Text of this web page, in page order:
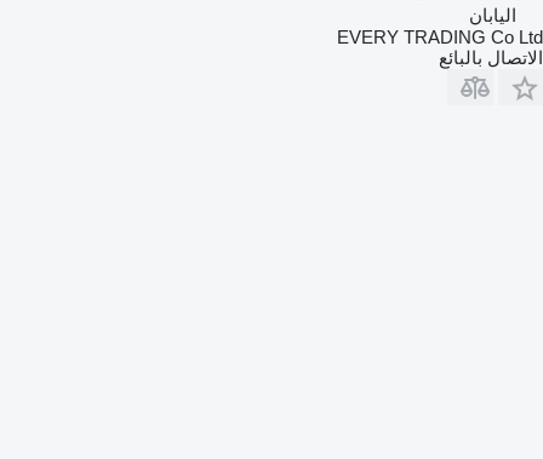
اليابان
EVERY TRADING Co Ltd
الاتصال بالبائع